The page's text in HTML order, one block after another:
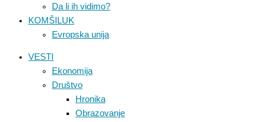
Da li ih vidimo?
KOMŠILUK
Evropska unija
VESTI
Ekonomija
Društvo
Hronika
Obrazovanje